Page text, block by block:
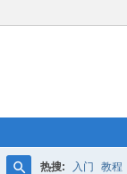
热搜: 入门 教程